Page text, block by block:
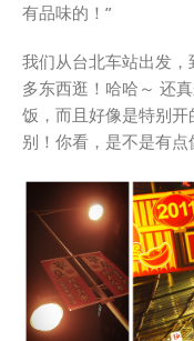
有品味的！”
我们从台北车站出发
多东西逛！哈哈～ 还
饭，而且好像是特别
别！你看，是不是有点